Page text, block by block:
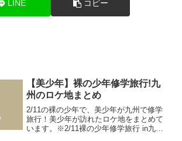
LINE コピー
【美少年】裸の少年修学旅行!九
州のロケ地まとめ
2/11の裸の少年で、美少年が九州で修学
旅行！美少年が訪れたロケ地をまとめて
います。※2/11裸の少年修学旅行 in九州